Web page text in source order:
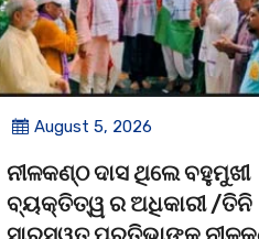
August 5, 2026
ବକୁଳବନର ମହକ ସତ୍ୟବାଦୀ ର
ସନ୍ଥ